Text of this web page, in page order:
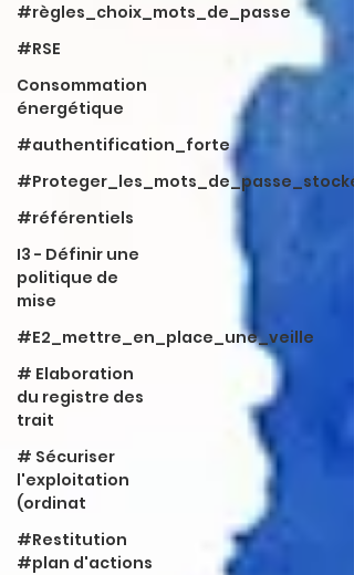
#règles_choix_mots_de_passe
#RSE
Consommation
énergétique
#authentification_forte
#référentiels
I3 - Définir une
politique de
mise
#E2_mettre_en_place_une_veille
# Elaboration
du registre des
trait
# Sécuriser
l'exploitation
(ordinat
#Restitution
#plan d'actions